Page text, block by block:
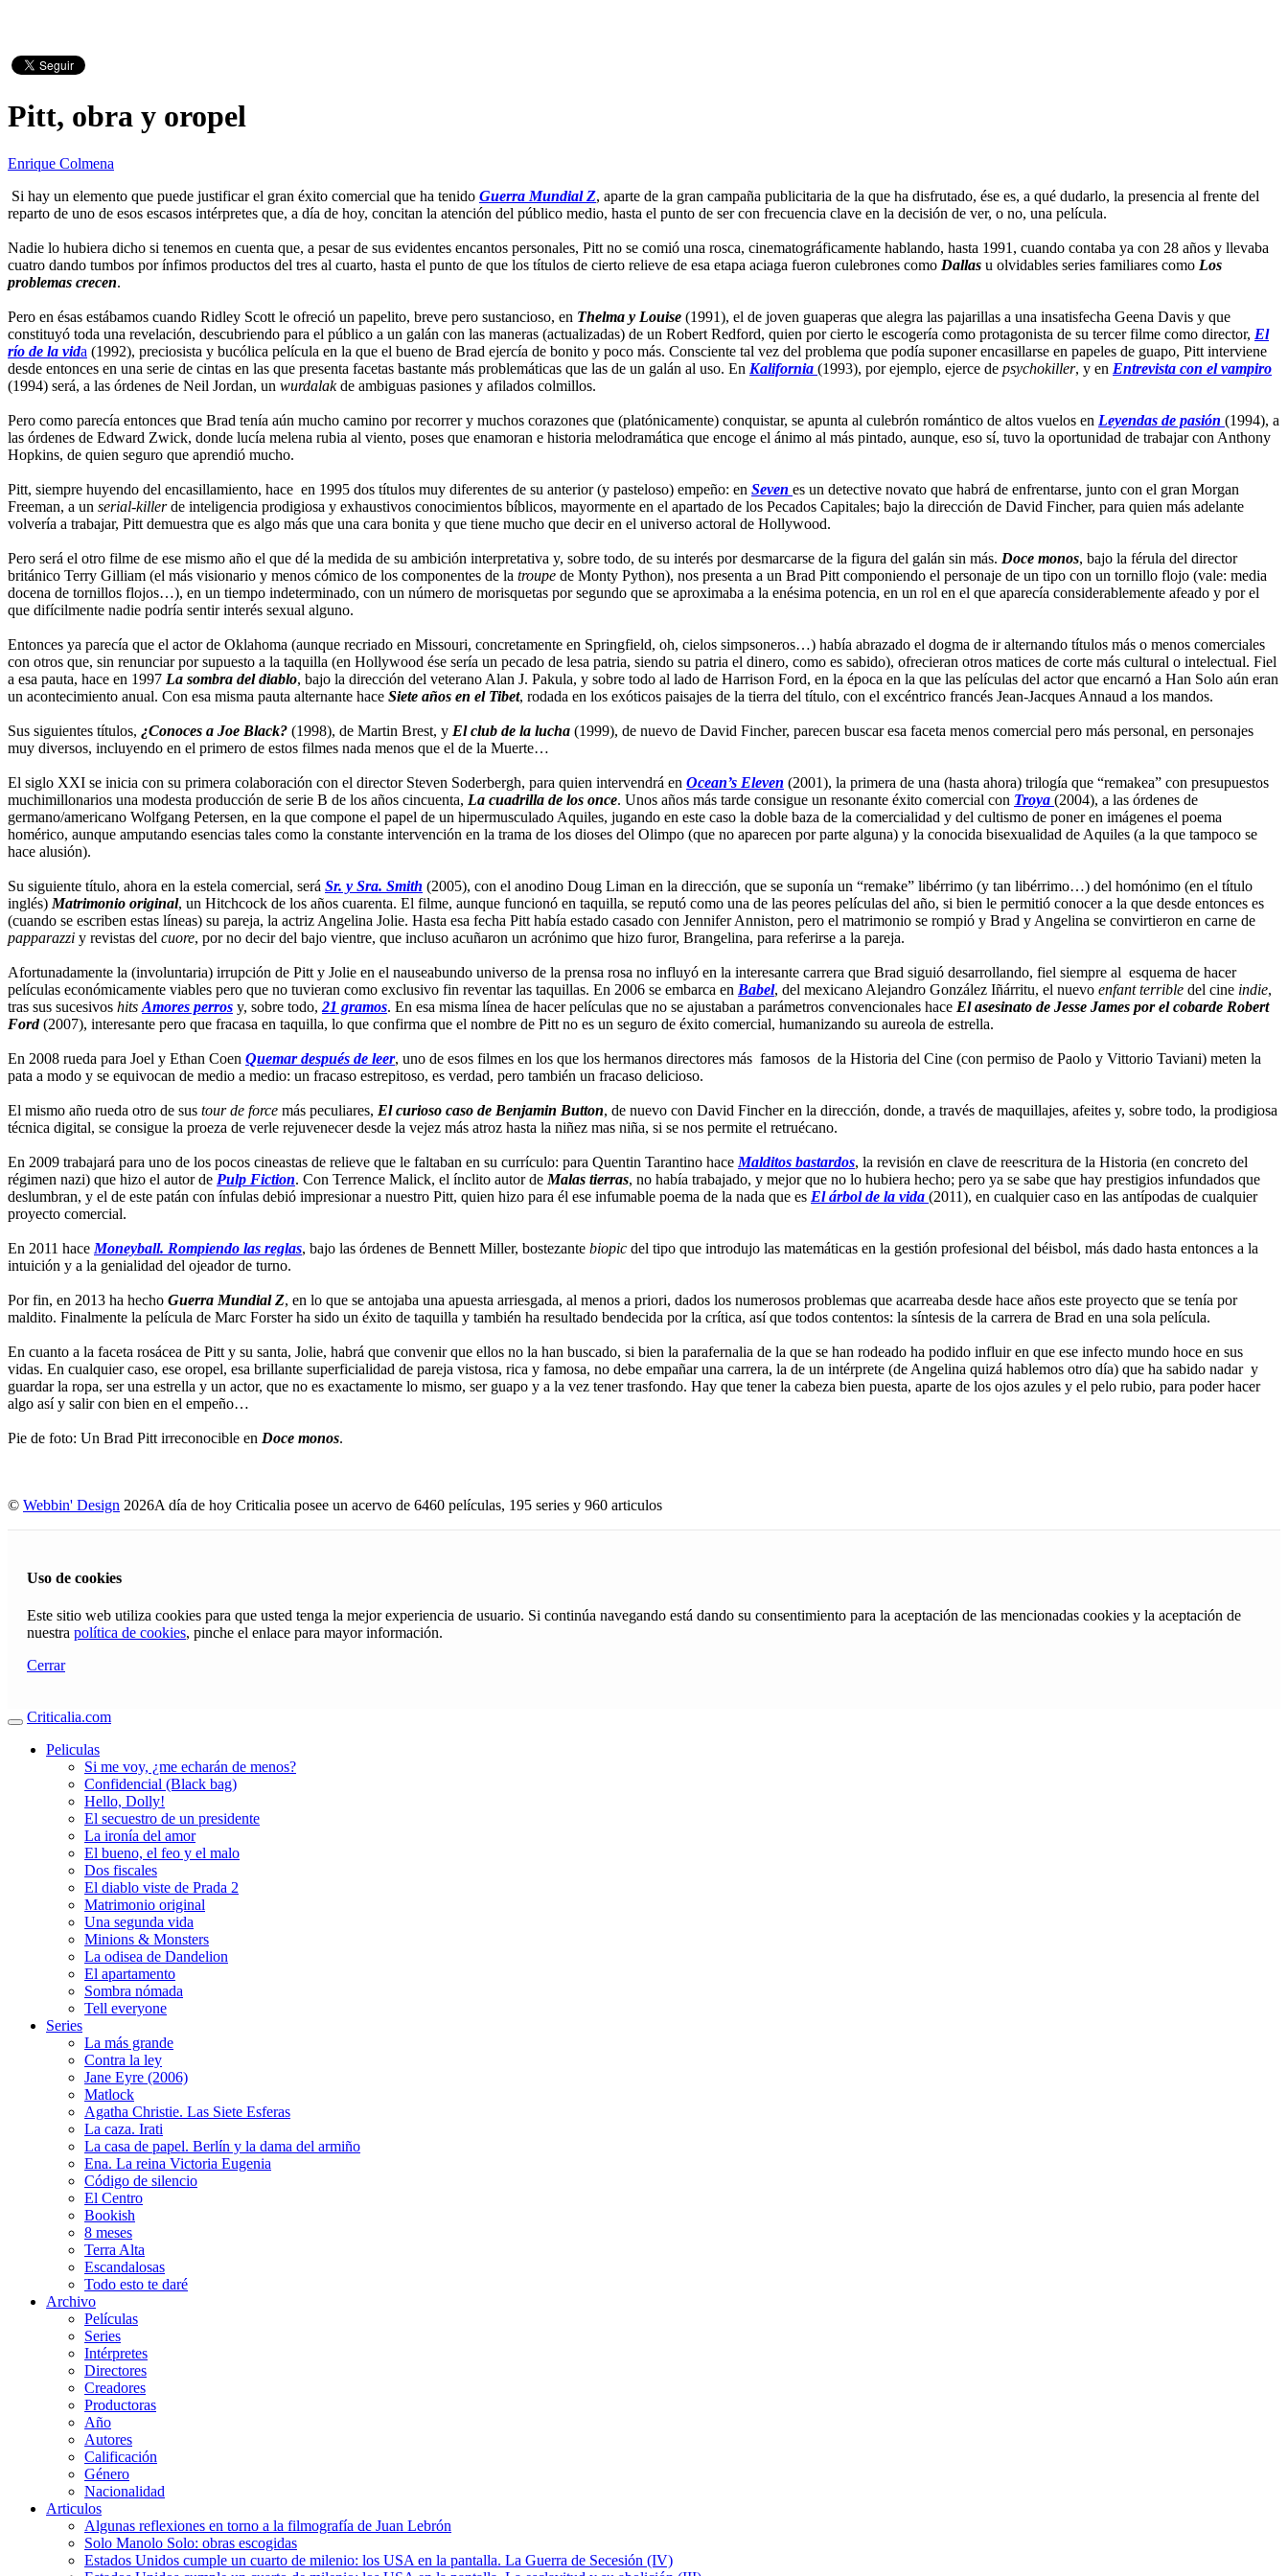
Pitt, obra y oropel
Enrique Colmena
Si hay un elemento que puede justificar el gran éxito comercial que ha tenido Guerra Mundial Z, aparte de la gran campaña publicitaria de la que ha disfrutado, ése es, a qué dudarlo, la presencia al frente del
reparto de uno de esos escasos intérpretes que, a día de hoy, concitan la atención del público medio, hasta el punto de ser con frecuencia clave en la decisión de ver, o no, una película.
Nadie lo hubiera dicho si tenemos en cuenta que, a pesar de sus evidentes encantos personales, Pitt no se comió una rosca, cinematográficamente hablando, hasta 1991, cuando contaba ya con 28 años y llevaba
cuatro dando tumbos por ínfimos productos del tres al cuarto, hasta el punto de que los títulos de cierto relieve de esa etapa aciaga fueron culebrones como Dallas u olvidables series familiares como Los
problemas crecen.
Pero en ésas estábamos cuando Ridley Scott le ofreció un papelito, breve pero sustancioso, en Thelma y Louise (1991), el de joven guaperas que alegra las pajarillas a una insatisfecha Geena Davis y que
constituyó toda una revelación, descubriendo para el público a un galán con las maneras (actualizadas) de un Robert Redford, quien por cierto le escogería como protagonista de su tercer filme como director, El
río de la vida (1992), preciosista y bucólica película en la que el bueno de Brad ejercía de bonito y poco más. Consciente tal vez del problema que podía suponer encasillarse en papeles de guapo, Pitt interviene
desde entonces en una serie de cintas en las que presenta facetas bastante más problemáticas que las de un galán al uso. En Kalifornia (1993), por ejemplo, ejerce de psychokiller, y en Entrevista con el vampiro
(1994) será, a las órdenes de Neil Jordan, un wurdalakde ambiguas pasiones y afilados colmillos.
Pero como parecía entonces que Brad tenía aún mucho camino por recorrer y muchos corazones que (platónicamente) conquistar, se apunta al culebrón romántico de altos vuelos en Leyendas de pasión (1994), a
las órdenes de Edward Zwick, donde lucía melena rubia al viento, poses que enamoran e historia melodramática que encoge el ánimo al más pintado, aunque, eso sí, tuvo la oportunidad de trabajar con Anthony
Hopkins, de quien seguro que aprendió mucho.
Pitt, siempre huyendo del encasillamiento, hace en 1995 dos títulos muy diferentes de su anterior (y pasteloso) empeño: en Seven es un detective novato que habrá de enfrentarse, junto con el gran Morgan
Freeman, a un serial-killerde inteligencia prodigiosa y exhaustivos conocimientos bíblicos, mayormente en el apartado de los Pecados Capitales; bajo la dirección de David Fincher, para quien más adelante
volvería a trabajar, Pitt demuestra que es algo más que una cara bonita y que tiene mucho que decir en el universo actoral de Hollywood.
Pero será el otro filme de ese mismo año el que dé la medida de su ambición interpretativa y, sobre todo, de su interés por desmarcarse de la figura del galán sin más. Doce monos, bajo la férula del director
británico Terry Gilliam (el más visionario y menos cómico de los componentes de la troupe de Monty Python), nos presenta a un Brad Pitt componiendo el personaje de un tipo con un tornillo flojo (vale: media
docena de tornillos flojos…), en un tiempo indeterminado, con un número de morisquetas por segundo que se aproximaba a la enésima potencia, en un rol en el que aparecía considerablemente afeado y por el
que difícilmente nadie podría sentir interés sexual alguno.
Entonces ya parecía que el actor de Oklahoma (aunque recriado en Missouri, concretamente en Springfield, oh, cielos simpsoneros…) había abrazado el dogma de ir alternando títulos más o menos comerciales
con otros que, sin renunciar por supuesto a la taquilla (en Hollywood ése sería un pecado de lesa patria, siendo su patria el dinero, como es sabido), ofrecieran otros matices de corte más cultural o intelectual. Fiel
a esa pauta, hace en 1997 La sombra del diablo, bajo la dirección del veterano Alan J. Pakula, y sobre todo al lado de Harrison Ford, en la época en la que las películas del actor que encarnó a Han Solo aún eran
un acontecimiento anual. Con esa misma pauta alternante hace Siete años en el Tibet, rodada en los exóticos paisajes de la tierra del título, con el excéntrico francés Jean-Jacques Annaud a los mandos.
Sus siguientes títulos, ¿Conoces a Joe Black? (1998), de Martin Brest, y El club de la lucha (1999), de nuevo de David Fincher, parecen buscar esa faceta menos comercial pero más personal, en personajes
muy diversos, incluyendo en el primero de estos filmes nada menos que el de la Muerte…
El siglo XXI se inicia con su primera colaboración con el director Steven Soderbergh, para quien intervendrá en Ocean’s Eleven (2001), la primera de una (hasta ahora) trilogía que “remakea” con presupuestos
muchimillonarios una modesta producción de serie B de los años cincuenta, La cuadrilla de los once. Unos años más tarde consigue un resonante éxito comercial con Troya (2004), a las órdenes de
germano/americano Wolfgang Petersen, en la que compone el papel de un hipermusculado Aquiles, jugando en este caso la doble baza de la comercialidad y del cultismo de poner en imágenes el poema
homérico, aunque amputando esencias tales como la constante intervención en la trama de los dioses del Olimpo (que no aparecen por parte alguna) y la conocida bisexualidad de Aquiles (a la que tampoco se
hace alusión).
Su siguiente título, ahora en la estela comercial, será Sr. y Sra. Smith (2005), con el anodino Doug Liman en la dirección, que se suponía un “remake” libérrimo (y tan libérrimo…) del homónimo (en el título
inglés) Matrimonio original, un Hitchcock de los años cuarenta. El filme, aunque funcionó en taquilla, se reputó como una de las peores películas del año, si bien le permitió conocer a la que desde entonces es
(cuando se escriben estas líneas) su pareja, la actriz Angelina Jolie. Hasta esa fecha Pitt había estado casado con Jennifer Anniston, pero el matrimonio se rompió y Brad y Angelina se convirtieron en carne de
papparazzi y revistas del cuore, por no decir del bajo vientre, que incluso acuñaron un acrónimo que hizo furor, Brangelina, para referirse a la pareja.
Afortunadamente la (involuntaria) irrupción de Pitt y Jolie en el nauseabundo universo de la prensa rosa no influyó en la interesante carrera que Brad siguió desarrollando, fiel siempre al esquema de hacer
películas económicamente viables pero que no tuvieran como exclusivo fin reventar las taquillas. En 2006 se embarca en Babel, del mexicano Alejandro González Iñárritu, el nuevo enfant terrible del cine indie,
tras sus sucesivos hits Amores perros y, sobre todo, 21 gramos. En esa misma línea de hacer películas que no se ajustaban a parámetros convencionales hace El asesinato de Jesse James por el cobarde Robert
Ford(2007), interesante pero que fracasa en taquilla, lo que confirma que el nombre de Pitt no es un seguro de éxito comercial, humanizando su aureola de estrella.
En 2008 rueda para Joel y Ethan Coen Quemar después de leer, uno de esos filmes en los que los hermanos directores más famosos de la Historia del Cine (con permiso de Paolo y Vittorio Taviani) meten la
pata a modo y se equivocan de medio a medio: un fracaso estrepitoso, es verdad, pero también un fracaso delicioso.
El mismo año rueda otro de sus tour de force más peculiares, El curioso caso de Benjamin Button, de nuevo con David Fincher en la dirección, donde, a través de maquillajes, afeites y, sobre todo, la prodigiosa
técnica digital, se consigue la proeza de verle rejuvenecer desde la vejez más atroz hasta la niñez mas niña, si se nos permite el retruécano.
En 2009 trabajará para uno de los pocos cineastas de relieve que le faltaban en su currículo: para Quentin Tarantino hace Malditos bastardos, la revisión en clave de reescritura de la Historia (en concreto del
régimen nazi) que hizo el autor de Pulp Fiction. Con Terrence Malick, el ínclito autor de Malas tierras, no había trabajado, y mejor que no lo hubiera hecho; pero ya se sabe que hay prestigios infundados que
deslumbran, y el de este patán con ínfulas debió impresionar a nuestro Pitt, quien hizo para él ese infumable poema de la nada que es El árbol de la vida (2011), en cualquier caso en las antípodas de cualquier
proyecto comercial.
En 2011 hace Moneyball. Rompiendo las reglas, bajo las órdenes de Bennett Miller, bostezante biopic del tipo que introdujo las matemáticas en la gestión profesional del béisbol, más dado hasta entonces a la
intuición y a la genialidad del ojeador de turno.
Por fin, en 2013 ha hecho Guerra Mundial Z, en lo que se antojaba una apuesta arriesgada, al menos a priori, dados los numerosos problemas que acarreaba desde hace años este proyecto que se tenía por
maldito. Finalmente la película de Marc Forster ha sido un éxito de taquilla y también ha resultado bendecida por la crítica, así que todos contentos: la síntesis de la carrera de Brad en una sola película.
En cuanto a la faceta rosácea de Pitt y su santa, Jolie, habrá que convenir que ellos no la han buscado, si bien la parafernalia de la que se han rodeado ha podido influir en que ese infecto mundo hoce en sus
vidas. En cualquier caso, ese oropel, esa brillante superficialidad de pareja vistosa, rica y famosa, no debe empañar una carrera, la de un intérprete (de Angelina quizá hablemos otro día) que ha sabido nadar y
guardar la ropa, ser una estrella y un actor, que no es exactamente lo mismo, ser guapo y a la vez tener trasfondo. Hay que tener la cabeza bien puesta, aparte de los ojos azules y el pelo rubio, para poder hacer
algo así y salir con bien en el empeño…
Pie de foto: Un Brad Pitt irreconocible en Doce monos.
© Webbin' Design 2026A día de hoy Criticalia posee un acervo de 6460 películas, 195 series y 960 articulos
Uso de cookies
Este sitio web utiliza cookies para que usted tenga la mejor experiencia de usuario. Si continúa navegando está dando su consentimiento para la aceptación de las mencionadas cookies y la aceptación de
nuestra política de cookies, pinche el enlace para mayor información.
Cerrar
Criticalia.com
Peliculas
Si me voy, ¿me echarán de menos?
Confidencial (Black bag)
Hello, Dolly!
El secuestro de un presidente
La ironía del amor
El bueno, el feo y el malo
Dos fiscales
El diablo viste de Prada 2
Matrimonio original
Una segunda vida
Minions & Monsters
La odisea de Dandelion
El apartamento
Sombra nómada
Tell everyone
Series
La más grande
Contra la ley
Jane Eyre (2006)
Matlock
Agatha Christie. Las Siete Esferas
La caza. Irati
La casa de papel. Berlín y la dama del armiño
Ena. La reina Victoria Eugenia
Código de silencio
El Centro
Bookish
8 meses
Terra Alta
Escandalosas
Todo esto te daré
Archivo
Películas
Series
Intérpretes
Directores
Creadores
Productoras
Año
Autores
Calificación
Género
Nacionalidad
Articulos
Algunas reflexiones en torno a la filmografía de Juan Lebrón
Solo Manolo Solo: obras escogidas
Estados Unidos cumple un cuarto de milenio: los USA en la pantalla. La Guerra de Secesión (IV)